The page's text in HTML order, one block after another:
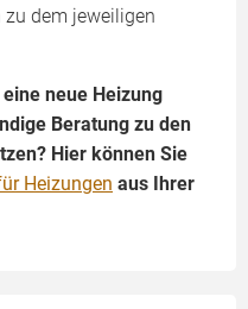
zu dem jeweiligen
neue Heizung
Beratung zu den
Hier können Sie
Heizungen aus Ihrer